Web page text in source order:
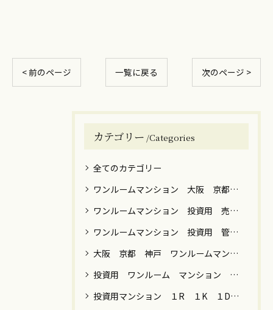
< 前のページ 一覧に戻る 次のページ >
カテゴリー Categories
全てのカテゴリー
ワンルームマンション 大阪 京都 神戸 売却 築年数 高額
ワンルームマンション 投資用 売却 譲渡税
ワンルームマンション 投資用 管理 運用 売却 税金 関西 関東
大阪 京都 神戸 ワンルームマンション 売却
投資用 ワンルーム マンション 男性 女性 運用目的 売却 大阪 京都 神戸 東京 横浜 川崎 名古屋 福岡
投資用マンション １R １K １DK ファミリー 売却 大阪 京都 神戸 東京 神奈川 名古屋 福岡